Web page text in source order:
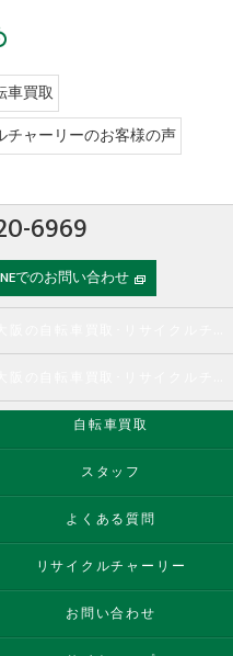
車買取
チャーリーのお客様の声
6969
でのお問い合わせ
自転車買取
スタッフ
よくある質問
リサイクルチャーリー
お問い合わせ